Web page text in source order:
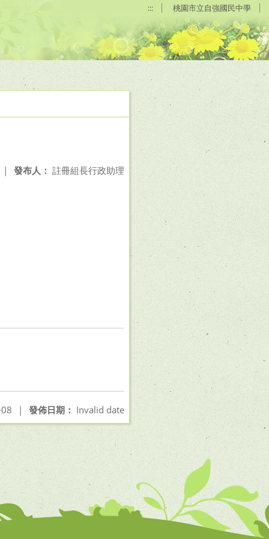
::: 桃園市立自強國民中學
發布人： 註冊組長行政助理
|
發佈日期： Invalid date
|